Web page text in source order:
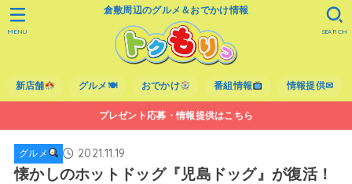
倉敷周辺のグルメ＆おでかけ情報
新店舗 グルメ🍽 おでかけ 番組情報 情報提供✉
SEARCH
MENU
プレゼント応募・情報提供はこちら
グルメ 2021.11.19
懐かしのホットドッグ『児島ドッグ』が復活！